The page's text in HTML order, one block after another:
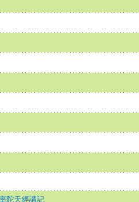
陀天經講記